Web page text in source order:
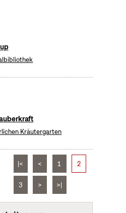
Kräutergarten
|< < 1 2
3 > >|